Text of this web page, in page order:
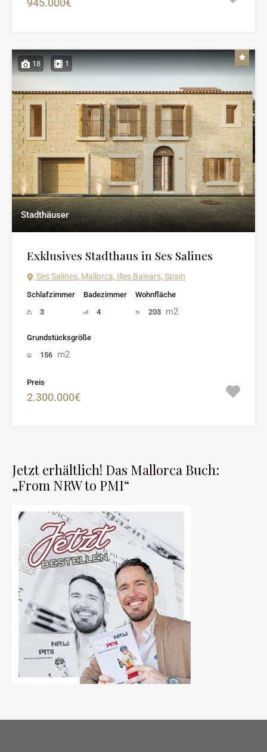
945.000€
18 1
Stadthäuser
Exklusives Stadthaus in Ses Salines
Ses Salines, Mallorca, Illes Balears, Spain
Schlafzimmer
3
Badezimmer
4
Wohnfläche
203 m2
Grundstücksgröße
156 m2
Preis
2.300.000€
Jetzt erhältlich! Das Mallorca Buch:
„From NRW to PMI“